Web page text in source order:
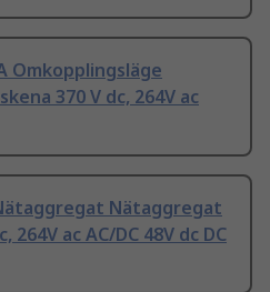
Omkopplingsläge
370 V dc, 264V ac
Nätaggregat
ac AC/DC 48V dc DC